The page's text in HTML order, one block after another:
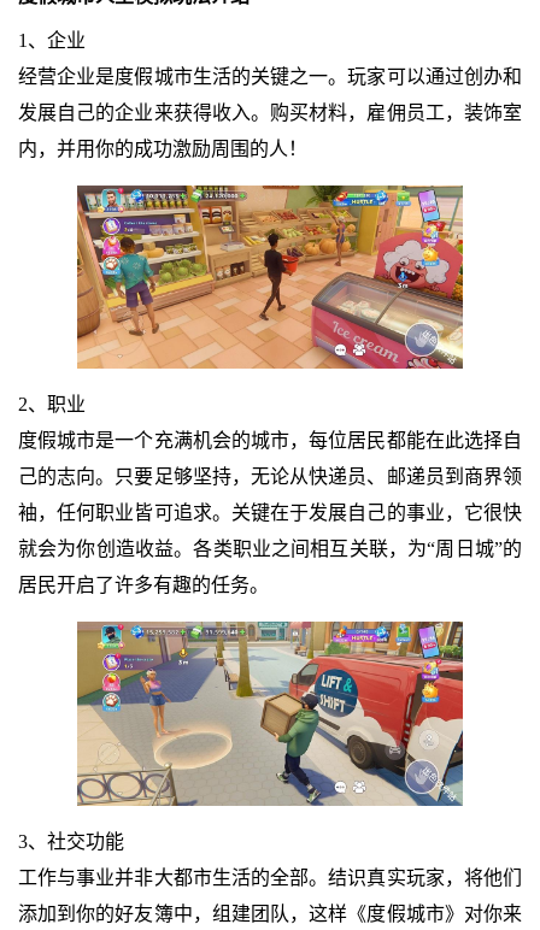
1、企业
经营企业是度假城市生活的关键之一。玩家可以通过创办和
发展自己的企业来获得收入。购买材料，雇佣员工，装饰室
内，并用你的成功激励周围的人！
2、职业
度假城市是一个充满机会的城市，每位居民都能在此选择自
己的志向。只要足够坚持，无论从快递员、邮递员到商界领
袖，任何职业皆可追求。关键在于发展自己的事业，它很快
就会为你创造收益。各类职业之间相互关联，为“周日城”的
居民开启了许多有趣的任务。
3、社交功能
工作与事业并非大都市生活的全部。结识真实玩家，将他们
添加到你的好友簿中，组建团队，这样《度假城市》对你来